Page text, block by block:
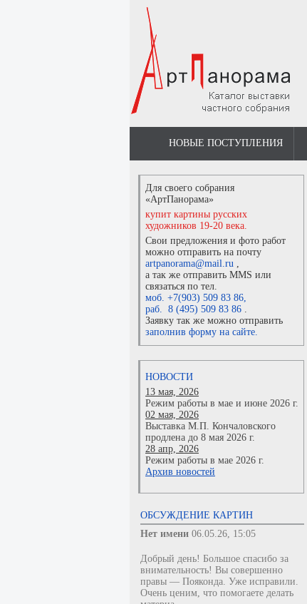
НОВЫЕ ПОСТУПЛЕНИЯ
Для своего собрания
«АртПанорама»
купит картины русских
художников 19-20 века.
Свои предложения и фото работ
можно отправить на почту
artpanorama@mail.ru ,
а так же отправить MMS или
связаться по тел.
моб. +7(903) 509 83 86,
раб. 8 (495) 509 83 86 .
Заявку так же можно отправить
заполнив форму на сайте.
НОВОСТИ
13 мая, 2026
Режим работы в мае и июне 2026 г.
02 мая, 2026
Выставка М.П. Кончаловского
продлена до 8 мая 2026 г.
28 апр, 2026
Режим работы в мае 2026 г.
Архив новостей
ОБСУЖДЕНИЕ КАРТИН
Нет имени 06.05.26, 15:05
Добрый день! Большое спасибо за
внимательность! Вы совершенно
правы — Пояконда. Уже исправили.
Очень ценим, что помогаете делать